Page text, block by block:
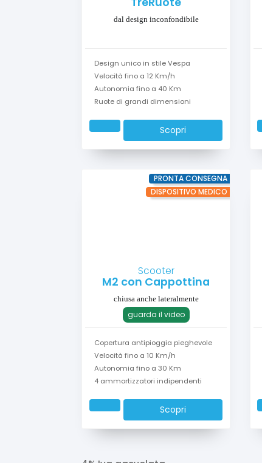
dal design inconfondibile
Design unico in stile Vespa
Velocità fino a 12 Km/h
Autonomia fino a 40 Km
Ruote di grandi dimensioni
Scopri
PRONTA CONSEGNA
DISPOSITIVO MEDICO
Scooter
M2 con Cappottina
chiusa anche lateralmente
guarda il video
Copertura antipioggia pieghevole
Velocità fino a 10 Km/h
Autonomia fino a 30 Km
4 ammortizzatori indipendenti
Scopri